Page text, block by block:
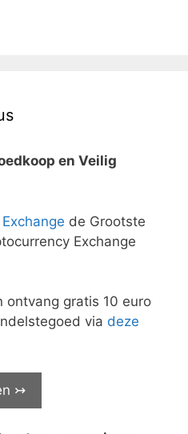
en Veilig
de Grootste
Exchange
ontvang gratis 10 euro
via deze
↣